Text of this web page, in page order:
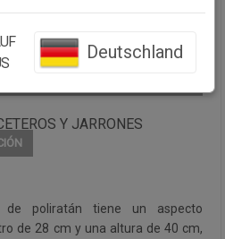
Y JARRONES
de poliratán tiene un aspecto
de 28 cm y una altura de 40 cm,
Deutschland